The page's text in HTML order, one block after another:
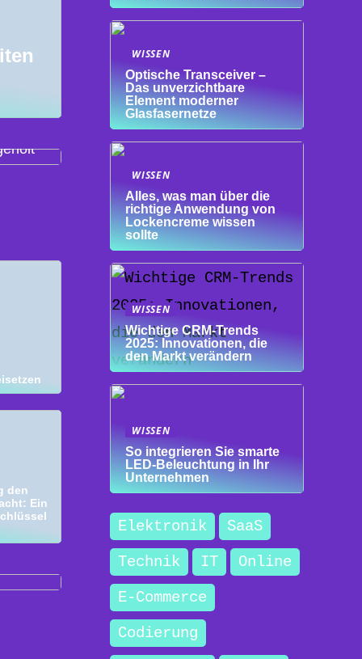
den
Ein
WISSEN
Optische Transceiver –
Das unverzichtbare
Element moderner
Glasfasernetze
WISSEN
Alles, was man über die
richtige Anwendung von
Lockencreme wissen
sollte
WISSEN
Wichtige CRM-Trends
2025: Innovationen, die
den Markt verändern
WISSEN
So integrieren Sie smarte
LED-Beleuchtung in Ihr
Unternehmen
Elektronik
SaaS
Technik
IT
Online
E-Commerce
Codierung